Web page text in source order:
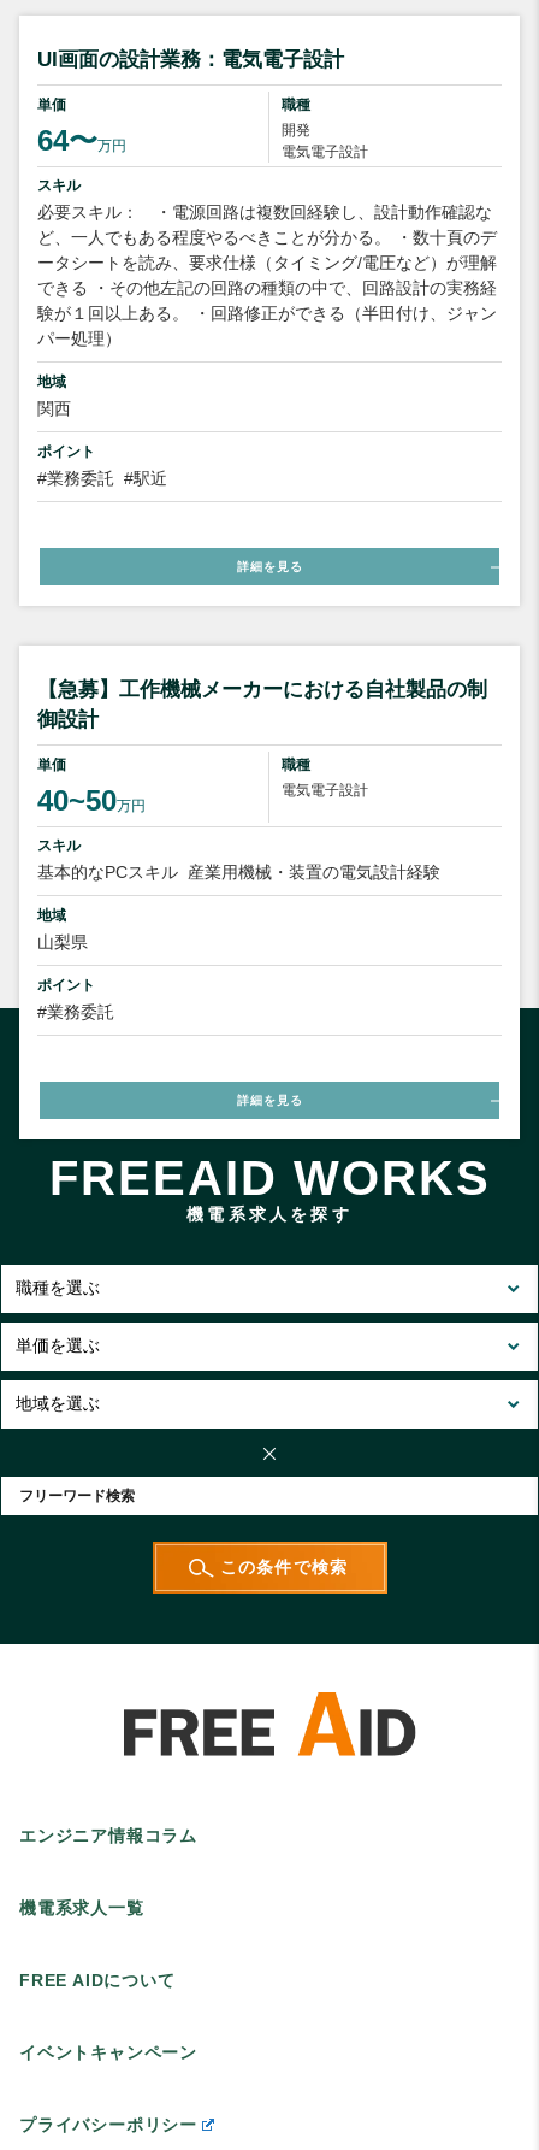
UI画面の設計業務：電気電子設計
単価
64〜万円
職種
開発
電気電子設計
スキル
必要スキル： ・電源回路は複数回経験し、設計動作確認な
ど、一人でもある程度やるべきことが分かる。 ・数十頁のデ
ータシートを読み、要求仕様（タイミング/電圧など）が理解
できる ・その他左記の回路の種類の中で、回路設計の実務経
験が１回以上ある。 ・回路修正ができる（半田付け、ジャン
パー処理）
地域
関西
ポイント
#業務委託 #駅近
詳細を見る
【急募】工作機械メーカーにおける自社製品の制
御設計
単価
40~50万円
職種
電気電子設計
スキル
基本的なPCスキル 産業用機械・装置の電気設計経験
地域
山梨県
ポイント
#業務委託
詳細を見る
FREEAID WORKS
機電系求人を探す
エンジニア情報コラム
機電系求人一覧
FREE AIDについて
イベントキャンペーン
プライバシーポリシー